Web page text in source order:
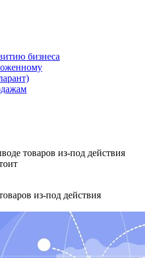
бизнеса
товаров из-под действия
из-под действия